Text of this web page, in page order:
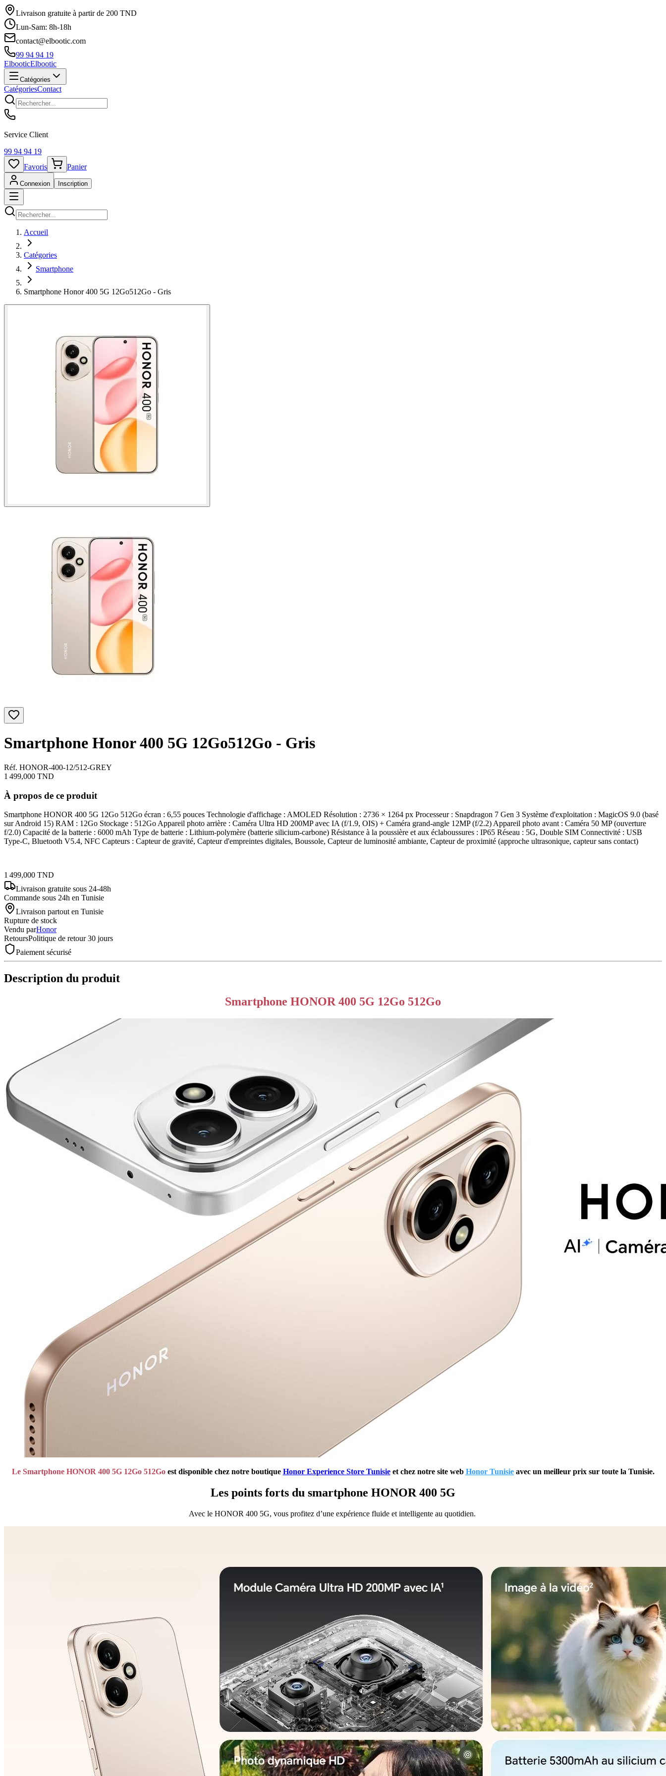
Livraison gratuite à partir de 200 TND
Lun-Sam: 8h-18h
contact@elbootic.com
99 94 94 19
ElbooticElbootic
Catégories
CatégoriesContact
Service Client
99 94 94 19
Favoris
Panier
Connexion Inscription
Accueil
Catégories
Smartphone
Smartphone Honor 400 5G 12Go512Go - Gris
Smartphone Honor 400 5G 12Go512Go - Gris
Réf. HONOR-400-12/512-GREY
1 499,000 TND
À propos de ce produit
Smartphone HONOR 400 5G 12Go 512Go écran : 6,55 pouces Technologie d'affichage : AMOLED Résolution : 2736 × 1264 px Processeur : Snapdragon 7 Gen 3 Système d'exploitation : MagicOS 9.0 (basé
sur Android 15) RAM : 12Go Stockage : 512Go Appareil photo arrière : Caméra Ultra HD 200MP avec IA (f/1.9, OIS) + Caméra grand-angle 12MP (f/2.2) Appareil photo avant : Caméra 50 MP (ouverture
f/2.0) Capacité de la batterie : 6000 mAh Type de batterie : Lithium-polymère (batterie silicium-carbone) Résistance à la poussière et aux éclaboussures : IP65 Réseau : 5G, Double SIM Connectivité : USB
Type-C, Bluetooth V5.4, NFC Capteurs : Capteur de gravité, Capteur d'empreintes digitales, Boussole, Capteur de luminosité ambiante, Capteur de proximité (approche ultrasonique, capteur sans contact)
1 499,000 TND
Livraison gratuite sous 24-48h
Commande sous 24h en Tunisie
Livraison partout en Tunisie
Rupture de stock
Vendu parHonor
RetoursPolitique de retour 30 jours
Paiement sécurisé
Description du produit
Smartphone HONOR 400 5G 12Go 512Go
Le Smartphone HONOR 400 5G 12Go 512Goest disponible chez notre boutique Honor Experience Store Tunisieet chez notre site web Honor Tunisieavec un meilleur prix sur toute la Tunisie.
Les points forts du smartphone HONOR 400 5G
Avec le HONOR 400 5G, vous profitez d’une expérience fluide et intelligente au quotidien.